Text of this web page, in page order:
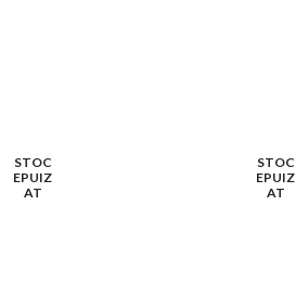
STOC
EPUIZ
AT
STOC
EPUIZ
AT